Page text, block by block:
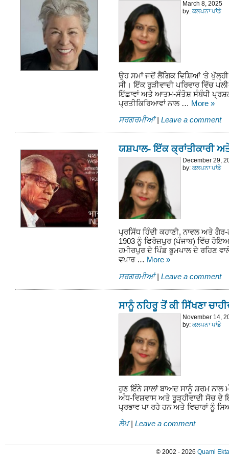
March 8, 2025
by: ਕਲਪਨਾ ਪਾਂਡੇ
ਉਹ ਸਮਾਂ ਜਦੋਂ ਲੈਂਗਿਕ ਵਿਸ਼ਿਆਂ ‘ਤੇ
ਸੀ। ਇੱਕ ਰੁੜੀਵਾਦੀ ਪਰਿਵਾਰ ਵਿੱਚ
ਇੱਛਾਵਾਂ ਅਤੇ ਆਤਮ-ਸੰਤੋਸ਼ ਸੰਬੰਧੀ ਪ੍ਰਸ਼ਨਾਂ
ਪ੍ਰਤੀਕਿਰਿਆਵਾਂ ਨਾਲ … More »
ਸਰਗਰਮੀਆਂ | Leave a comment
ਯਸ਼ਪਾਲ- ਇੱਕ ਕ੍ਰਾਂਤੀਕਾਰੀ
December 29,
by: ਕਲਪਨਾ ਪਾਂਡੇ
ਪ੍ਰਸਿੱਧ ਹਿੰਦੀ ਕਹਾਣੀ, ਨਾਵਲ ਅਤੇ
1903 ਨੂੰ ਫਿਰੋਜ਼ਪੁਰ (ਪੰਜਾਬ) ਵਿੱਚ
ਹਮੀਰਪੁਰ ਦੇ ਪਿੰਡ ਭੂਮਪਾਲ ਦੇ ਰਹਿਣ
ਵਪਾਰ … More »
ਸਰਗਰਮੀਆਂ | Leave a comment
ਸਾਨੂੰ ਨਹਿਰੂ ਤੋਂ ਕੀ ਸਿੱਖਣਾ
November 14,
by: ਕਲਪਨਾ ਪਾਂਡੇ
ਹੁਣ ਇੰਨੇ ਸਾਲਾਂ ਬਾਅਦ ਸਾਨੂੰ ਸ਼ਰਮ ਨਾਲ
ਅੰਧ-ਵਿਸ਼ਵਾਸ ਅਤੇ ਰੂੜ੍ਹੀਵਾਦੀ ਸੋਚ ਦੇ
ਪ੍ਰਭਾਵ ਪਾ ਰਹੇ ਹਨ ਅਤੇ ਵਿਚਾਰਾਂ ਨੂੰ
ਲੇਖ | Leave a comment
© 2002 - 2026 Quami